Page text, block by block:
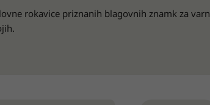
rokavice priznanih blagovnih znamk za